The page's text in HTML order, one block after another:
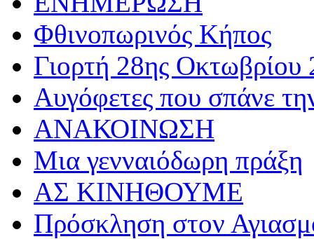
Φθινοπωρινός Κήπος
Γιορτή 28ης Οκτωβρίου
Αυγόφετες που σπάνε
ΑΝΑΚΟΙΝΩΣΗ
Μια γενναιόδωρη πράξη
ΑΣ ΚΙΝΗΘΟΥΜΕ
Πρόσκληση στον